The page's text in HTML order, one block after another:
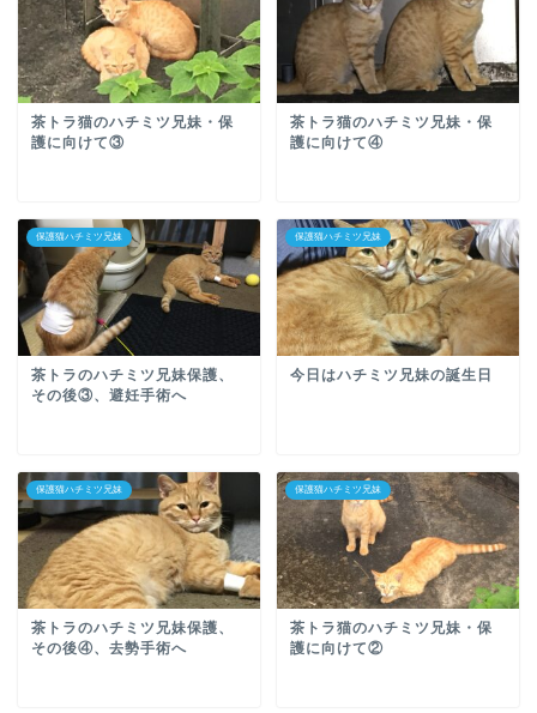
茶トラ猫のハチミツ兄妹・保
護に向けて③
茶トラ猫のハチミツ兄妹・保
護に向けて④
保護猫ハチミツ兄妹
茶トラのハチミツ兄妹保護、
その後③、避妊手術へ
保護猫ハチミツ兄妹
今日はハチミツ兄妹の誕生日
保護猫ハチミツ兄妹
茶トラのハチミツ兄妹保護、
その後④、去勢手術へ
保護猫ハチミツ兄妹
茶トラ猫のハチミツ兄妹・保
護に向けて②